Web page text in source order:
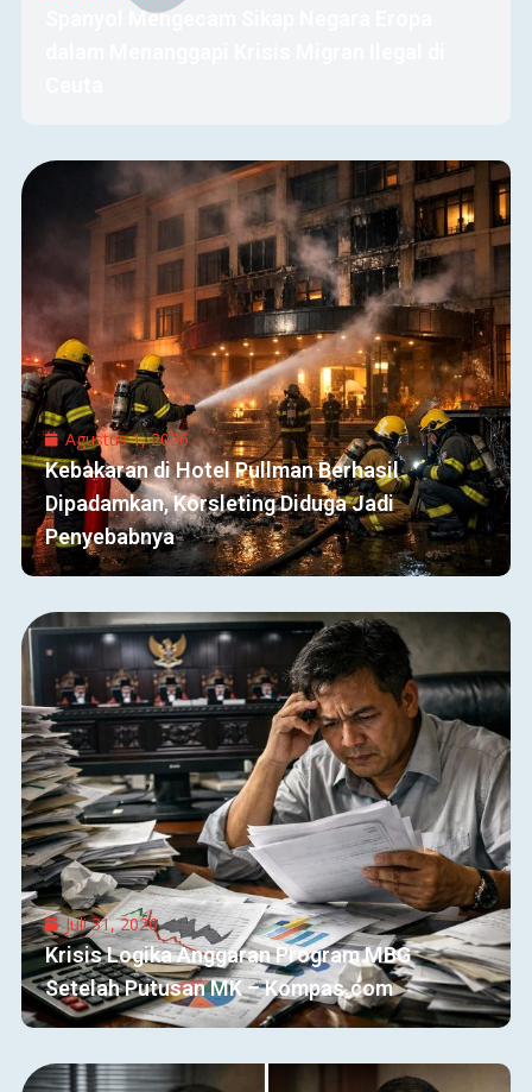
Spanyol Mengecam Sikap Negara Eropa
Agustus 1, 2026
Kebakaran di Hotel Pullman Berhasil
Dipadamkan, Korsleting Diduga Jadi
Penyebabnya
Juli 31, 2026
Krisis Logika Anggaran Program MBG
Setelah Putusan MK – Kompas.com